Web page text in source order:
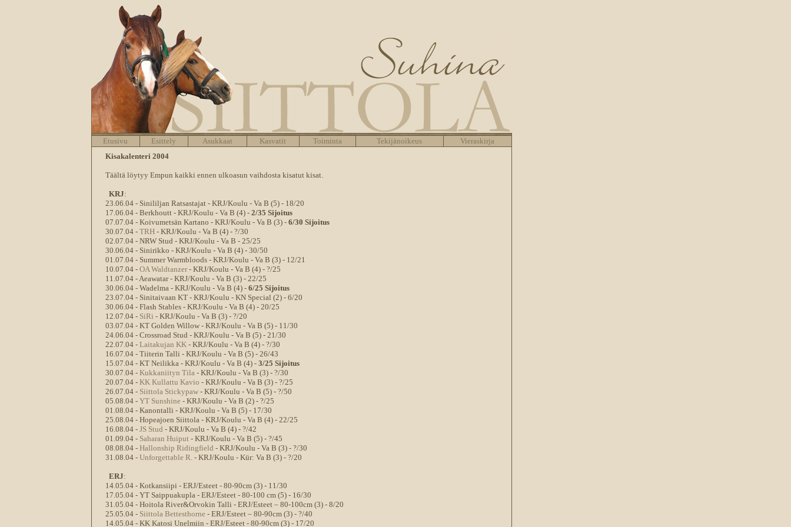
Etusivu Esittely Asukkaat Kasvatit Toiminta Tekijänoikeus
Vieraskirja
Kisakalenteri 2004
Täältä löytyy Empun kaikki ennen ulkoasun vaihdosta kisatut kisat.
KRJ:
23.06.04 - Sinililjan Ratsastajat - KRJ/Koulu - Va B (5) - 18/20
17.06.04 - Berkhoutt - KRJ/Koulu - Va B (4) - 2/35 Sijoitus
07.07.04 - Koivumetsän Kartano - KRJ/Koulu - Va B (3) - 6/30 Sijoitus
30.07.04 - TRH - KRJ/Koulu - Va B (4) - ?/30
02.07.04 - NRW Stud - KRJ/Koulu - Va B - 25/25
30.06.04 - Sinirikko - KRJ/Koulu - Va B (4) - 30/50
01.07.04 - Summer Warmbloods - KRJ/Koulu - Va B (3) - 12/21
10.07.04 - OA Waldtanzer - KRJ/Koulu - Va B (4) - ?/25
11.07.04 - Aeawatar - KRJ/Koulu - Va B (3) - 22/25
30.06.04 - Wadelma - KRJ/Koulu - Va B (4) - 6/25 Sijoitus
23.07.04 - Sinitaivaan KT - KRJ/Koulu - KN Special (2) - 6/20
30.06.04 - Flash Stables - KRJ/Koulu - Va B (4) - 20/25
12.07.04 - SiRi - KRJ/Koulu - Va B (3) - ?/20
03.07.04 - KT Golden Willow - KRJ/Koulu - Va B (5) - 11/30
24.06.04 - Crossroad Stud - KRJ/Koulu - Va B (5) - 21/30
22.07.04 - Laitakujan KK - KRJ/Koulu - Va B (4) - ?/30
16.07.04 - Tiiterin Talli - KRJ/Koulu - Va B (5) - 26/43
15.07.04 - KT Neilikka - KRJ/Koulu - Va B (4) - 3/25 Sijoitus
30.07.04 - Kukkaniityn Tila - KRJ/Koulu - Va B (3) - ?/30
20.07.04 - KK Kullattu Kavio - KRJ/Koulu - Va B (3) - ?/25
26.07.04 - Siittola Stickypaw - KRJ/Koulu - Va B (5) - ?/50
05.08.04 - YT Sunshine - KRJ/Koulu - Va B (2) - ?/25
01.08.04 - Kanontalli - KRJ/Koulu - Va B (5) - 17/30
25.08.04 - Hopeajoen Siittola - KRJ/Koulu - Va B (4) - 22/25
16.08.04 - JS Stud - KRJ/Koulu - Va B (4) - ?/42
01.09.04 - Saharan Huiput - KRJ/Koulu - Va B (5) - ?/45
08.08.04 - Hallonship Ridingfield - KRJ/Koulu - Va B (3) - ?/30
31.08.04 - Unforgettable R. - KRJ/Koulu - Kür: Va B (3) - ?/20
ERJ:
14.05.04 - Kotkansiipi - ERJ/Esteet - 80-90cm (3) - 11/30
17.05.04 - YT Saippuakupla - ERJ/Esteet - 80-100 cm (5) - 16/30
31.05.04 - Hoitola River&Orvokin Talli - ERJ/Esteet – 80-100cm (3) - 8/20
25.05.04 - Siittola Bettesthorne - ERJ/Esteet – 80-90cm (3) - ?/40
14.05.04 - KK Katosi Unelmiin - ERJ/Esteet - 80-90cm (3) - 17/20